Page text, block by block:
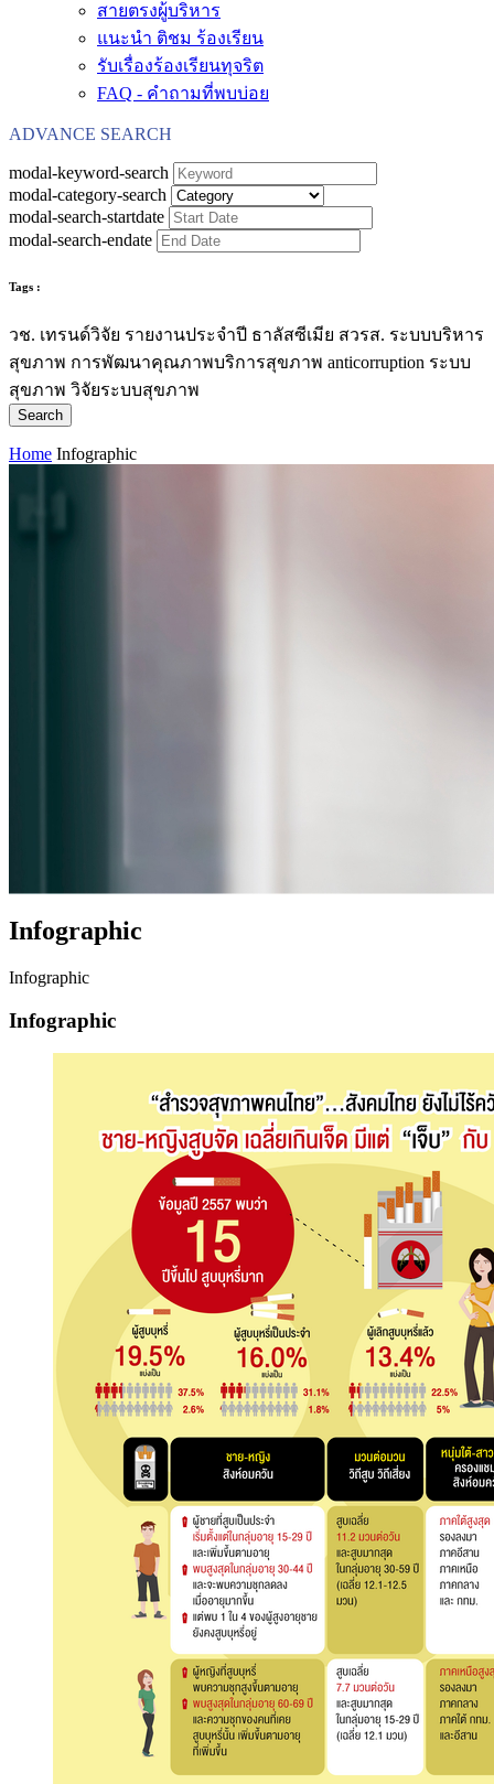
สายตรงผู้บริหาร
แนะนำ ติชม ร้องเรียน
รับเรื่องร้องเรียนทุจริต
FAQ - คำถามที่พบบ่อย
ADVANCE SEARCH
modal-keyword-search
modal-category-search
modal-search-startdate
modal-search-endate
Tags :
วช. เทรนด์วิจัย รายงานประจำปี ธาลัสซีเมีย สวรส. ระบบบริหาร
สุขภาพ การพัฒนาคุณภาพบริการสุขภาพ anticorruption ระบบ
สุขภาพ วิจัยระบบสุขภาพ
Search
Home Infographic
Infographic
Infographic
Infographic